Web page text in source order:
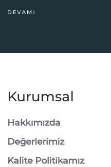
DEVAMI
Kurumsal
Hakkımızda
Değerlerimiz
Kalite Politikamız